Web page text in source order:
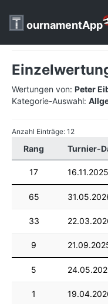
ournamentApp
Wertungen von: Peter
Kategorie-Auswahl:
Anzahl Einträge: 12
Rang Turnier-
17 16.11.2025
65
33
9
5
1